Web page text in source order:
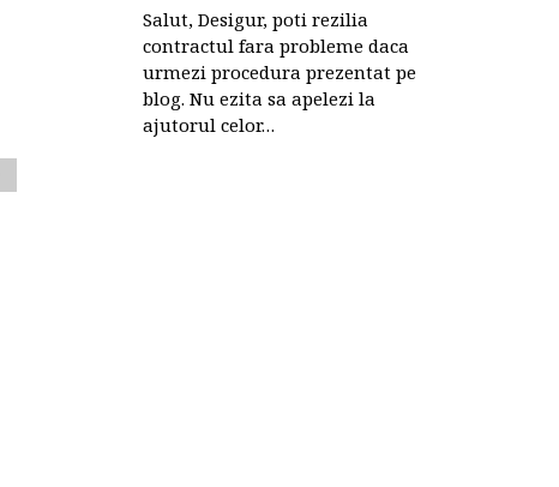
Salut, Desigur, poti rezilia
contractul fara probleme daca
urmezi procedura prezentat pe
blog. Nu ezita sa apelezi la
ajutorul celor…